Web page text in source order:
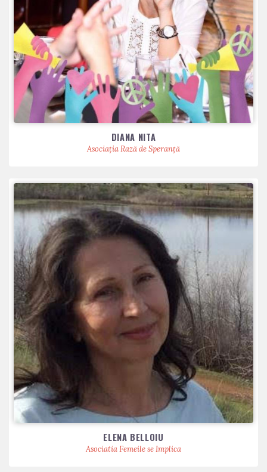
DIANA NITA
Asociația Rază de Speranță
ELENA BELLOIU
Asociatia Femeile se Implica